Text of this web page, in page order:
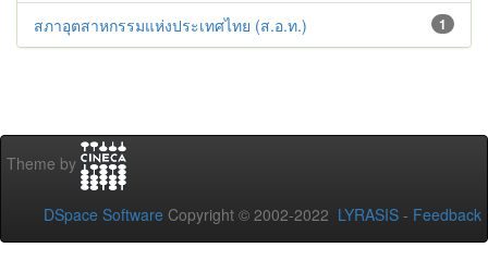
1
สภาอุตสาหกรรมแห่งประเทศไทย (ส.อ.ท.)
Theme by
DSpace Software Copyright © 2002-2022 LYRASIS - Feedback